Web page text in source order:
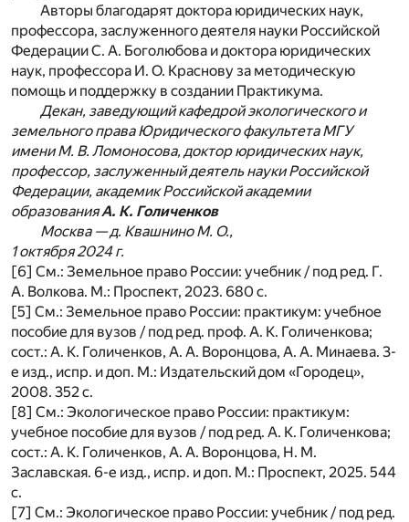
Авторы благодарят доктора юридических наук,
профессора, заслуженного деятеля науки Российской
Федерации С. А. Боголюбова и доктора юридических
наук, профессора И. О. Краснову за методическую
помощь и поддержку в создании Практикума.
Декан, заведующий кафедрой экологического и
земельного права Юридического факультета МГУ
имени М. В. Ломоносова, доктор юридических наук,
профессор, заслуженный деятель науки Российской
Федерации, академик Российской академии
образованияА. К. Голиченков
Москва — д. Квашнино М. О.,
1 октября 2024 г.
[6] См.: Земельное право России: учебник / под ред. Г.
А. Волкова. М.: Проспект, 2023. 680 с.
[5] См.: Земельное право России: практикум: учебное
пособие для вузов / под ред. проф. А. К. Голиченкова;
сост.: А. К. Голиченков, А. А. Воронцова, А. А. Минаева. 3-
е изд., испр. и доп. М.: Издательский дом «Городец»,
2008. 352 с.
[8] См.: Экологическое право России: практикум:
учебное пособие для вузов / под ред. А. К. Голиченкова;
сост.: А. К. Голиченков, А. А. Воронцова, Н. М.
Заславская. 6-е изд., испр. и доп. М.: Проспект, 2025. 544
с.
[7] См.: Экологическое право России: учебник / под ред.